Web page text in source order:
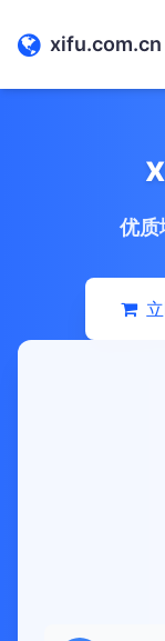
xifu.com.cn
优质